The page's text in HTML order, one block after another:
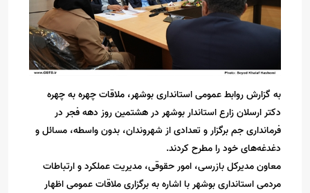
به گزارش روابط عمومی استانداری بوشهر، ملاقات چهره به چهره
دکتر ارسلان زارع استاندار بوشهر در هشتمین روز دهه فجر در
فرمانداری جم برگزار و تعدادی از شهروندان، بدون واسطه، مسائل و
دغدغه‌های خود را مطرح کردند.
معاون مدیرکل بازرسی، امور حقوقی، مدیریت عملکرد و ارتباطات
مردمی استانداری بوشهر با اشاره به برگزاری ملاقات عمومی اظهار